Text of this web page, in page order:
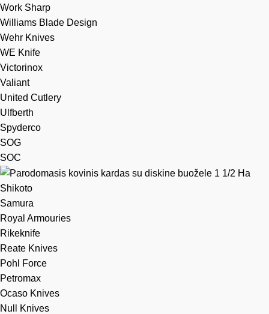
Work Sharp
Williams Blade Design
Wehr Knives
WE Knife
Victorinox
Valiant
United Cutlery
Ulfberth
Spyderco
SOG
SOC
Shikoto
Samura
Royal Armouries
Rikeknife
Reate Knives
Pohl Force
Petromax
Ocaso Knives
Null Knives